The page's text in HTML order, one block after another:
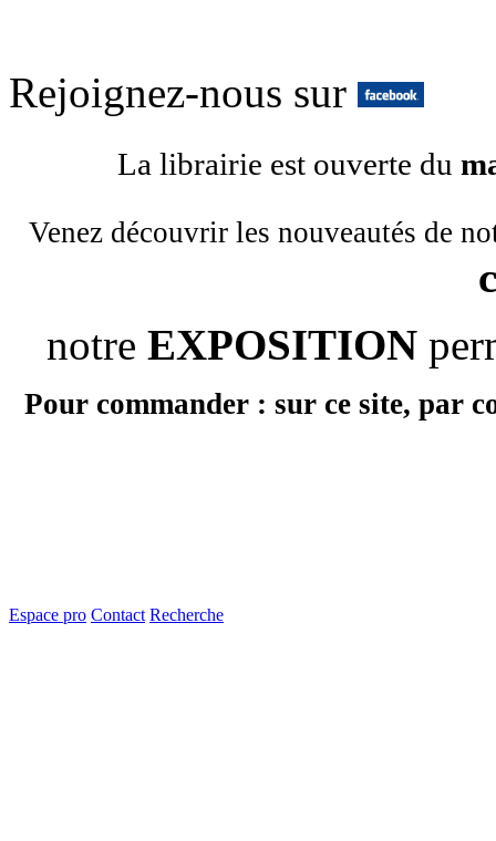
Rejoignez-nous sur
La librairie est ouverte du
Venez découvrir les nouveautés de
notre EXPOSITION
Pour commander : sur ce site, par
Espace pro Contact Recherche